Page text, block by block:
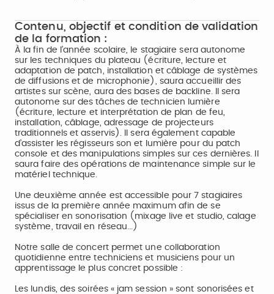
Contenu, objectif et condition de validation
de la formation :
À la fin de l’année scolaire, le stagiaire sera autonome
sur les techniques du plateau (écriture, lecture et
adaptation de patch, installation et câblage de systèmes
de diffusions et de microphonie), saura accueillir des
artistes sur scène, aura des bases de backline. Il sera
autonome sur des tâches de technicien lumière
(écriture, lecture et interprétation de plan de feu,
installation, câblage, adressage de projecteurs
traditionnels et asservis). Il sera également capable
d’assister les régisseurs son et lumière pour du patch
console et des manipulations simples sur ces dernières. Il
saura faire des opérations de maintenance simple sur le
matériel technique.
Une deuxième année est accessible pour 7 stagiaires
issus de la première année maximum afin de se
spécialiser en sonorisation (mixage live et studio, calage
système, travail en réseau...)
Notre salle de concert permet une collaboration
quotidienne entre techniciens et musiciens pour un
apprentissage le plus concret possible :
Les lundis, des soirées « jam session » sont sonorisées et